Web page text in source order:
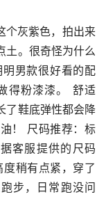
土。很奇怪为什么
男款很好看的配
得粉漆漆。 舒适
了鞋底弹性都会降
！ 尺码推荐：标
客服提供的尺码
稍有点紧，穿了
步，日常跑没问